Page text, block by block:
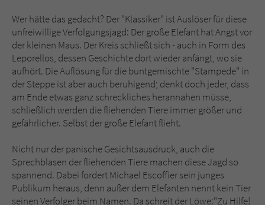
Wer hätte das gedacht? Der "Klassiker" ist Auslöser für diese
unfreiwillige Verfolgungsjagd: Der große Elefant hat Angst vor
der kleinen Maus. Der Kreis schließt sich - auch in Form des
Leporellos, dessen Geschichte dort wieder anfängt, wo sie
aufhört. Die Auflösung für die buntgemischte "Stampede" in
der Steppe ist aber auch beruhigend; denkt doch jeder, dass
am Ende etwas ganz schreckliches herannahen müsse,
schließlich werden die fliehenden Tiere immer größer und
gefährlicher. Selbst der große Elefant flieht.
Nicht nur der panische Gesichtsausdruck, auch die
Sprechblasen der fliehenden Tiere machen diese Jagd so
spannend. Dabei fordert Michael Escoffier sein junges
Publikum heraus, denn außer dem Elefanten nennt kein Tier
seinen Verfolger beim Namen. Da schreit der Löwe:"Zu Hilfe!